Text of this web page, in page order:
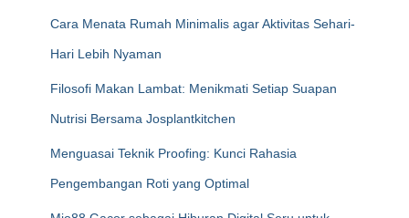
Cara Menata Rumah Minimalis agar Aktivitas Sehari-
Hari Lebih Nyaman
Filosofi Makan Lambat: Menikmati Setiap Suapan
Nutrisi Bersama Josplantkitchen
Menguasai Teknik Proofing: Kunci Rahasia
Pengembangan Roti yang Optimal